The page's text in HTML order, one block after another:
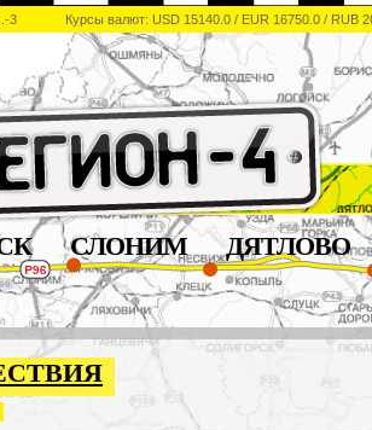
3 Курсы валют: USD 15140.0 / EUR 16750.0 / RUB
СЛОНИМ ДЯТЛОВО